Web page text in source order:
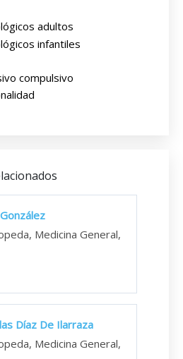
adultos
infantiles
compulsivo
Medicina General,
Díaz De Ilarraza
Medicina General,